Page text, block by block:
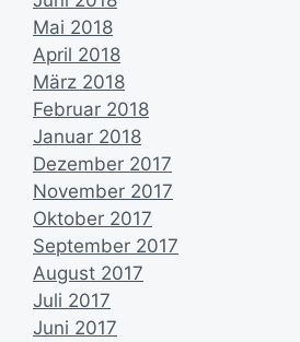
Mai 2018
April 2018
März 2018
Februar 2018
Januar 2018
Dezember 2017
November 2017
Oktober 2017
September 2017
August 2017
Juli 2017
Juni 2017